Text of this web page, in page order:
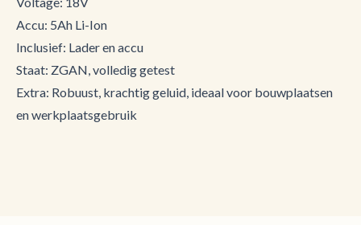
Accu: 5Ah Li-Ion
Inclusief: Lader en accu
Staat: ZGAN, volledig getest
Extra: Robuust, krachtig geluid, ideaal voor bouwplaatsen
en werkplaatsgebruik